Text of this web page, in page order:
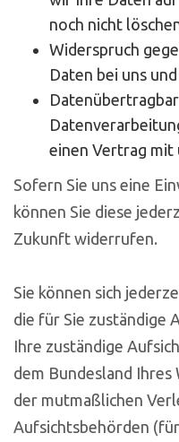
noch nicht
Widerspruch
Daten bei uns und
einen Vertrag mit
Sofern Sie uns eine
können Sie diese
Zukunft widerrufen.
Sie können sich
die für Sie zuständige
Ihre zuständige
dem Bundesland
der mutmaßlichen
Aufsichtsbehörden